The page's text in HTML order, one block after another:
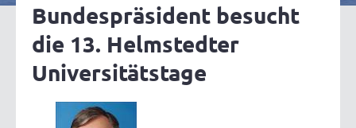
Bundespräsident besucht
die 13. Helmstedter
Universitätstage